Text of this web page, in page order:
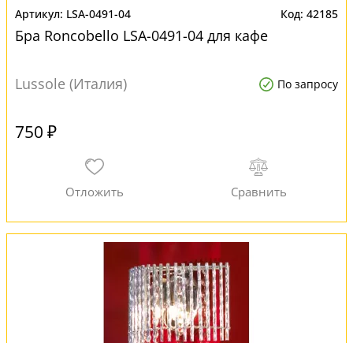
LSA-0491-04 42185
Бра Roncobello LSA-0491-04 для кафе
Lussole (Италия) По запросу
750 ₽